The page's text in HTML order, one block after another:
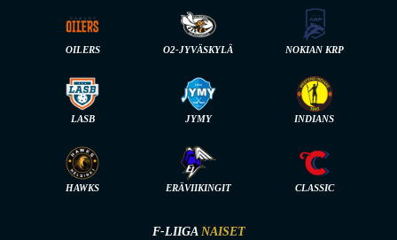
OILERS O2-JYVÄSKYLÄ NOKIAN KRP
LASB JYMY INDIANS
HAWKS ERÄVIIKINGIT CLASSIC
F-LIIGA NAISET